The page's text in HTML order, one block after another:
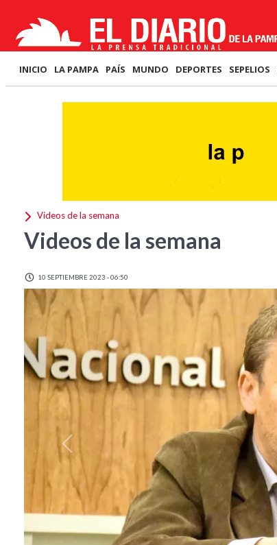
INICIO LA PAMPA PAÍS MUNDO DEPORTES SEPELIOS
Videos de la semana
Videos de la semana
10 SEPTIEMBRE 2023 - 06:50
Previous